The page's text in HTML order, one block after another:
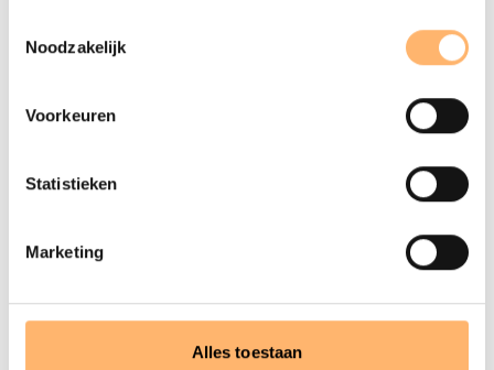
Noodzakelijk
Voorkeuren
Statistieken
Marketing
Alles toestaan
Hiromi & Metropole Orkest
Info & tickets